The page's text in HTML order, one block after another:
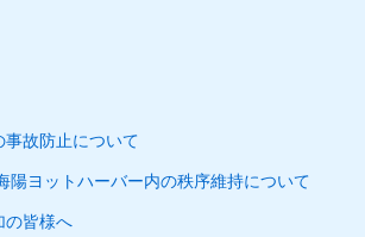
事故防止について
陽ヨットハーバー内の秩序維持について
の皆様へ